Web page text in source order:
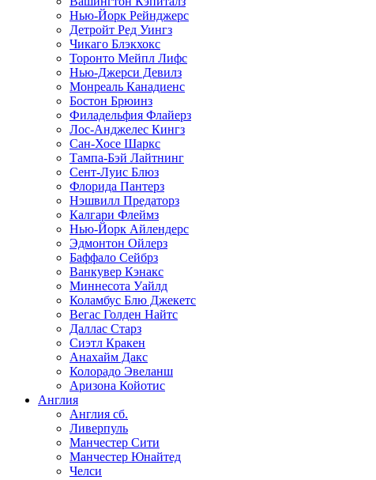
Нью-Йорк Рейнджерс
Детройт Ред Уингз
Чикаго Блэкхокс
Торонто Мейпл Лифс
Нью-Джерси Девилз
Монреаль Канадиенс
Бостон Брюинз
Филадельфия Флайерз
Лос-Анджелес Кингз
Сан-Хосе Шаркс
Тампа-Бэй Лайтнинг
Сент-Луис Блюз
Флорида Пантерз
Нэшвилл Предаторз
Калгари Флеймз
Нью-Йорк Айлендерс
Эдмонтон Ойлерз
Баффало Сейбрз
Ванкувер Кэнакс
Миннесота Уайлд
Коламбус Блю Джекетс
Вегас Голден Найтс
Даллас Старз
Сиэтл Кракен
Анахайм Дакс
Колорадо Эвеланш
Аризона Койотис
Англия
Англия сб.
Ливерпуль
Манчестер Сити
Манчестер Юнайтед
Челси